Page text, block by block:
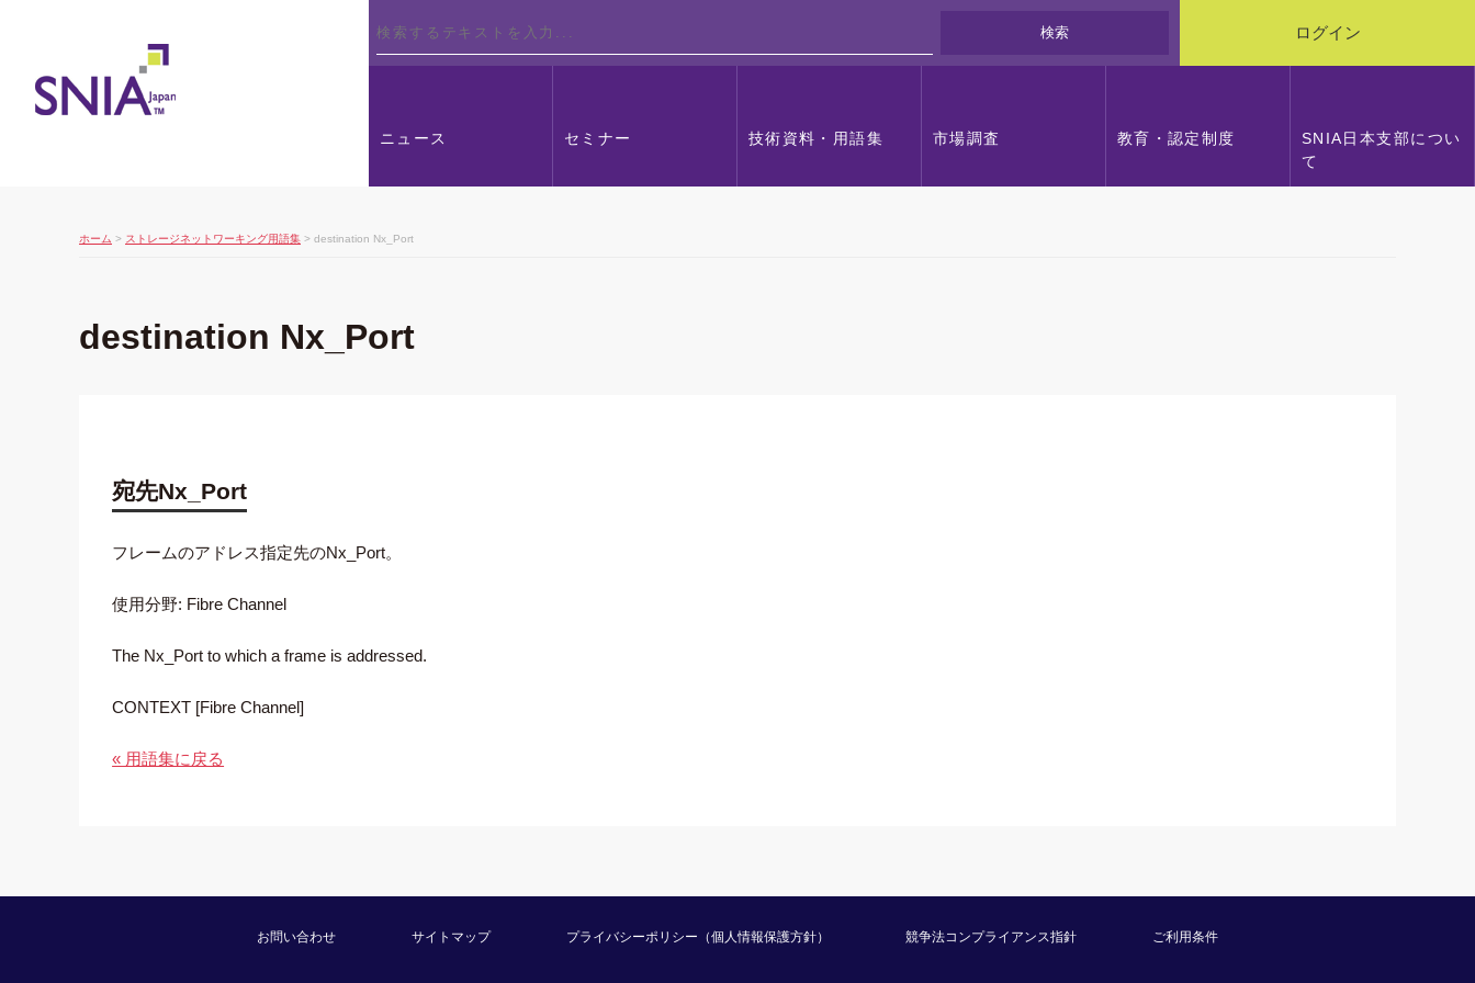
検索 ログイン
ニュース セミナー 技術資料・用語集 市場調査 教育・認定制度
SNIA日本支部につい
て
ホーム > ストレージネットワーキング用語集 > destination Nx_Port
destination Nx_Port
宛先Nx_Port
フレームのアドレス指定先のNx_Port。
使用分野: Fibre Channel
The Nx_Port to which a frame is addressed.
CONTEXT [Fibre Channel]
« 用語集に戻る
お問い合わせ サイトマップ プライバシーポリシー（個人情報保護方針） 競争法コンプライアンス指針 ご利用条件